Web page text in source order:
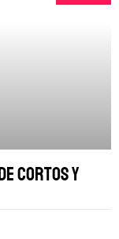
cortos y